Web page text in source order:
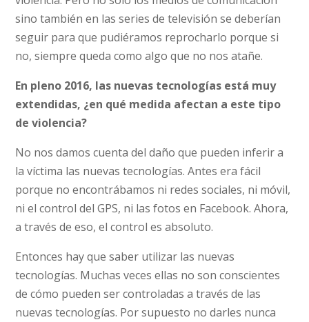
sino también en las series de televisión se deberían
seguir para que pudiéramos reprocharlo porque si
no, siempre queda como algo que no nos atañe.
En pleno 2016, las nuevas tecnologías está muy
extendidas, ¿en qué medida afectan a este tipo
de violencia?
No nos damos cuenta del daño que pueden inferir a
la víctima las nuevas tecnologías. Antes era fácil
porque no encontrábamos ni redes sociales, ni móvil,
ni el control del GPS, ni las fotos en Facebook. Ahora,
a través de eso, el control es absoluto.
Entonces hay que saber utilizar las nuevas
tecnologías. Muchas veces ellas no son conscientes
de cómo pueden ser controladas a través de las
nuevas tecnologías. Por supuesto no darles nunca